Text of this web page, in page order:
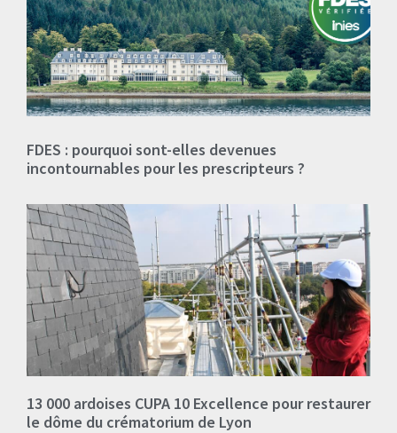
FDES : pourquoi sont-elles devenues
incontournables pour les prescripteurs ?
13 000 ardoises CUPA 10 Excellence pour restaurer
le dôme du crématorium de Lyon